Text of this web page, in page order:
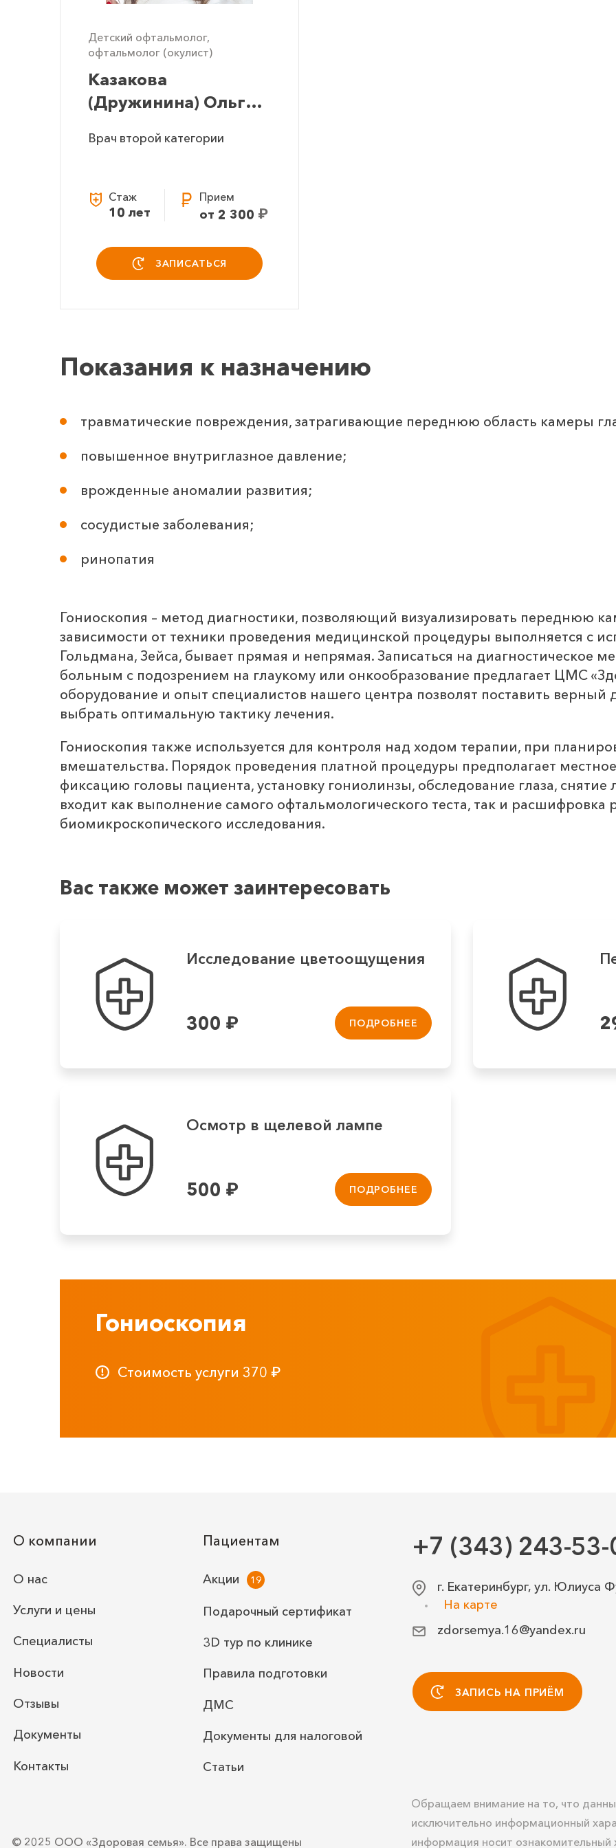
Детский офтальмолог,
офтальмолог (окулист)
Казакова
(Дружинина) Ольга
Врач второй категории
Стаж
10 лет
Прием
от 2 300 ₽
ЗАПИСАТЬСЯ
Показания к назначению
травматические повреждения, затрагивающие переднюю область камеры
повышенное внутриглазное давление;
врожденные аномалии развития;
сосудистые заболевания;
ринопатия
Гониоскопия – метод диагностики, позволяющий визуализировать переднюю
зависимости от техники проведения медицинской процедуры выполняется с
Гольдмана, Зейса, бывает прямая и непрямая. Записаться на диагностическое
больным с подозрением на глаукому или онкообразование предлагает ЦМС
оборудование и опыт специалистов нашего центра позволят поставить
выбрать оптимальную тактику лечения.
Гониоскопия также используется для контроля над ходом терапии, при
вмешательства. Порядок проведения платной процедуры предполагает
фиксацию головы пациента, установку гониолинзы, обследование глаза,
входит как выполнение самого офтальмологического теста, так и расшифровка
биомикроскопического исследования.
Вас также может заинтересовать
Исследование цветоощущения
300 ₽ ПОДРОБНЕЕ
Осмотр в щелевой лампе
500 ₽ ПОДРОБНЕЕ
Гониоскопия
Стоимость услуги 370 ₽
+7 (343) 243-
г. Екатеринбург, ул. Юлиуса
На карте
zdorsemya.16@yandex.ru
ЗАПИСЬ НА ПРИЁМ
О компании
О нас
Услуги и цены
Специалисты
Новости
Отзывы
Документы
Контакты
Пациентам
Акции
Подарочный сертификат
3D тур по клинике
Правила подготовки
ДМС
Документы для налоговой
Статьи
© 2025 ООО «Здоровая семья». Все права защищены
Обращаем внимание на то, что
исключительно информационный
информация носит ознакомительный